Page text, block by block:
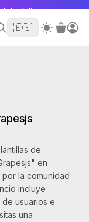
código
de tu primer
🇪🇸
de
en
por la comunidad
incluye
usuarios e
una